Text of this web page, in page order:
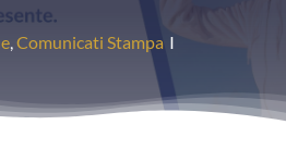
,Comunicati Stampa I